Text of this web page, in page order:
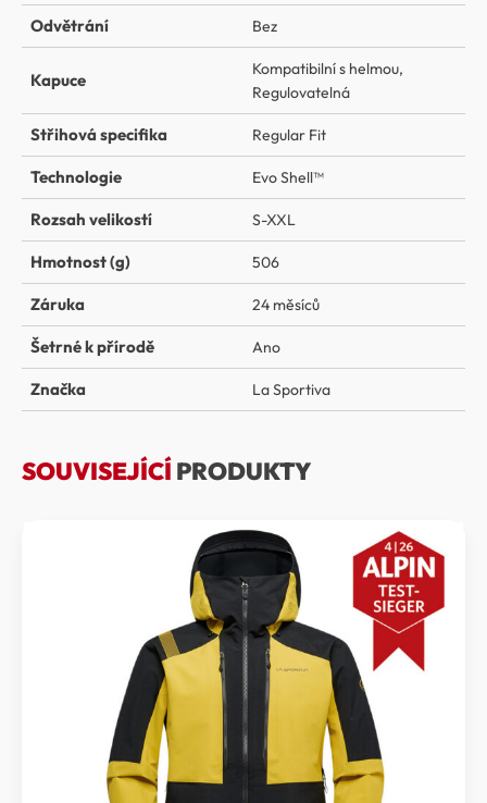
Odvětrání Bez
Kapuce
Kompatibilní s helmou,
Regulovatelná
Střihová specifika Regular Fit
Technologie Evo Shell™
Rozsah velikostí S-XXL
Hmotnost (g) 506
Záruka 24 měsíců
Šetrné k přírodě Ano
Značka La Sportiva
SOUVISEJÍCÍ PRODUKTY